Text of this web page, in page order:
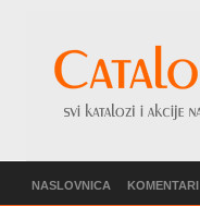
NASLOVNICA KOMENTARI